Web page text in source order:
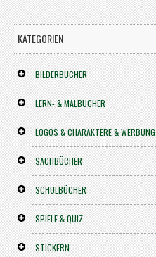
KATEGORIEN
BILDERBÜCHER
LERN- & MALBÜCHER
LOGOS & CHARAKTERE & WERBUNG
SACHBÜCHER
SCHULBÜCHER
SPIELE & QUIZ
STICKERN